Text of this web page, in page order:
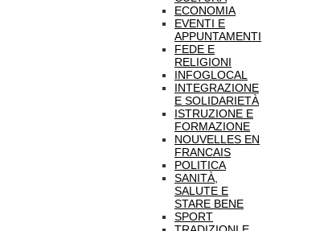
ECONOMIA
EVENTI E
APPUNTAMENTI
FEDE E
RELIGIONI
INFOGLOCAL
INTEGRAZIONE
E SOLIDARIETÀ
ISTRUZIONE E
FORMAZIONE
NOUVELLES EN
FRANCAIS
POLITICA
SANITÀ,
SALUTE E
STARE BENE
SPORT